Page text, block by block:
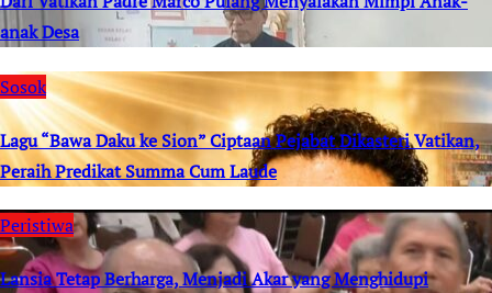
anak Desa
Sosok
Lagu “Bawa Daku ke Sion” Ciptaan Pejabat Dikasteri Vatikan,
Peraih Predikat Summa Cum Laude
Peristiwa
Lansia Tetap Berharga, Menjadi Akar yang Menghidupi